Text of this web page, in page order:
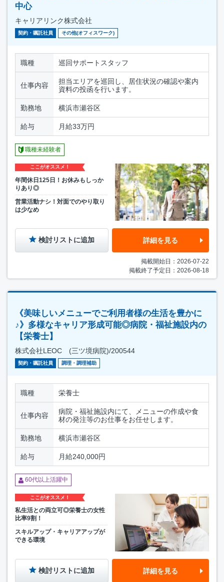
中心
キャリアリンク株式会社
契約・嘱託社員 その他(オフィスワーク)
職種 巡回サポートスタッフ
仕事内容
担当エリアを巡回し、居住状況の確認や案内
資料の投函を行います。
勤務地 横浜市瀬谷区
給与 月給33万円
職種未経験者
ここがオススメ！
年間休日125日！お休みもしっか
りあり◎
営業活動ナシ！対面でのやり取り
は少なめ
検討リストに追加 詳細を見る
掲載開始日：2026-07-22
掲載終了予定日：2026-08-18
《美味しいメニューでご利用者様の生活を豊かに
♪》多様なキャリア形成可能◎病院・福祉施設内の
【栄養士】
株式会社LEOC (三ツ境病院)/200544
契約・嘱託社員 調理・調理補助
職種 栄養士
仕事内容
病院・福祉施設内にて、メニューの作成や食
材の発注等のお仕事をお任せします。
勤務地 横浜市瀬谷区
給与 月給240,000円
60代以上活躍中
ここがオススメ！
私生活との両立可◎栄養士の女性
比率9割！
スキルアップ・キャリアアップが
できる環境
検討リストに追加 詳細を見る